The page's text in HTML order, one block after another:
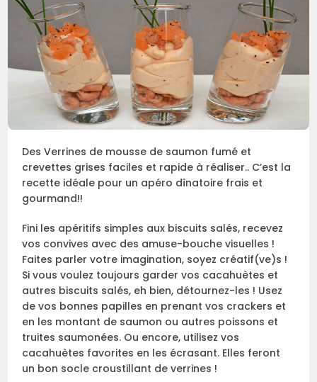
Des Verrines de mousse de saumon fumé et
crevettes grises faciles et rapide à réaliser.. C’est la
recette idéale pour un apéro dînatoire frais et
gourmand!!
Fini les apéritifs simples aux biscuits salés, recevez
vos convives avec des amuse-bouche visuelles !
Faites parler votre imagination, soyez créatif(ve)s !
Si vous voulez toujours garder vos cacahuètes et
autres biscuits salés, eh bien, détournez-les ! Usez
de vos bonnes papilles en prenant vos crackers et
en les montant de saumon ou autres poissons et
truites saumonées. Ou encore, utilisez vos
cacahuètes favorites en les écrasant. Elles feront
un bon socle croustillant de verrines !